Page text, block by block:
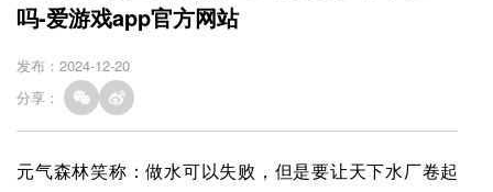
吗-爱游戏app官方网站
发布：2024-12-20
分享：
元气森林笑称：做水可以失败，但是要让天下水厂卷起